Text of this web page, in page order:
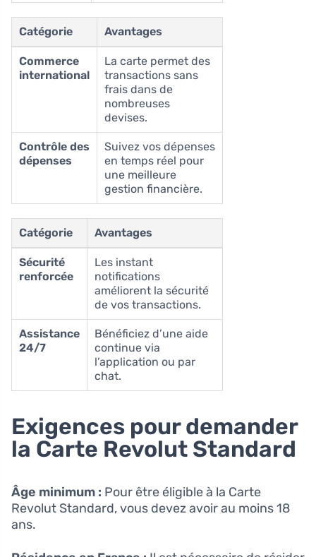
Catégorie Avantages
Commerce
international
La carte permet des
transactions sans
frais dans de
nombreuses
devises.
Contrôle des
dépenses
Suivez vos dépenses
en temps réel pour
une meilleure
gestion financière.
Catégorie Avantages
Sécurité
renforcée
Les instant
notifications
améliorent la sécurité
de vos transactions.
Assistance
24/7
Bénéficiez d’une aide
continue via
l’application ou par
chat.
Exigences pour demander
la Carte Revolut Standard
Âge minimum : Pour être éligible à la Carte
Revolut Standard, vous devez avoir au moins 18
ans.